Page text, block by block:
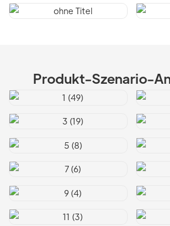
Produkt-Szenario-